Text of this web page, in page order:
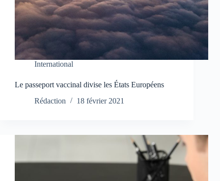
International
Le passeport vaccinal divise les États Européens
Rédaction
18 février 2021